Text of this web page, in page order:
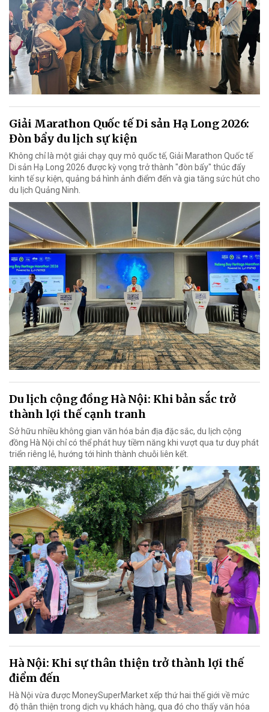
Giải Marathon Quốc tế Di sản Hạ Long 2026:
Đòn bẩy du lịch sự kiện
Không chỉ là một giải chạy quy mô quốc tế, Giải Marathon Quốc tế
Di sản Hạ Long 2026 được kỳ vọng trở thành "đòn bẩy" thúc đẩy
kinh tế sự kiện, quảng bá hình ảnh điểm đến và gia tăng sức hút cho
du lịch Quảng Ninh.
Du lịch cộng đồng Hà Nội: Khi bản sắc trở
thành lợi thế cạnh tranh
Sở hữu nhiều không gian văn hóa bản địa đặc sắc, du lịch cộng
đồng Hà Nội chỉ có thể phát huy tiềm năng khi vượt qua tư duy phát
triển riêng lẻ, hướng tới hình thành chuỗi liên kết.
Hà Nội: Khi sự thân thiện trở thành lợi thế
điểm đến
Hà Nội vừa được MoneySuperMarket xếp thứ hai thế giới về mức
độ thân thiện trong dịch vụ khách hàng, qua đó cho thấy văn hóa